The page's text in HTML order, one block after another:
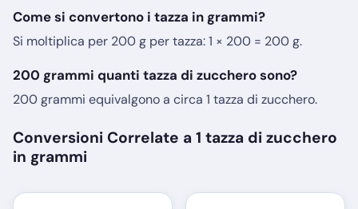
Come si convertono i tazza in grammi?
Si moltiplica per 200 g per tazza: 1 × 200 = 200 g.
200 grammi quanti tazza di zucchero sono?
200 grammi equivalgono a circa 1 tazza di zucchero.
Conversioni Correlate a 1 tazza di zucchero
in grammi